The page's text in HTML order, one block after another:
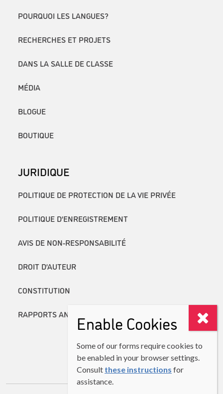
POURQUOI LES LANGUES?
RECHERCHES ET PROJETS
DANS LA SALLE DE CLASSE
MÉDIA
BLOGUE
BOUTIQUE
JURIDIQUE
POLITIQUE DE PROTECTION DE LA VIE PRIVÉE
POLITIQUE D’ENREGISTREMENT
AVIS DE NON-RESPONSABILITÉ
DROIT D’AUTEUR
CONSTITUTION
RAPPORTS ANNUELSEnable Cookies
Some of our forms require cookies to
be enabled in your browser settings.
Consult these instructions for
assistance.